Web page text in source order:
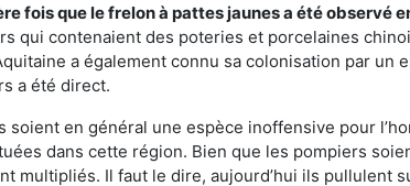
fois que le frelon à pattes jaunes a été observé
qui contenaient des poteries et porcelaines
a également connu sa colonisation par
a été direct.
soient en général une espèce inoffensive pour
dans cette région. Bien que les pompiers
multipliés. Il faut le dire, aujourd’hui ils pullulent